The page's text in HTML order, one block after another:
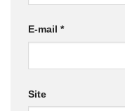
E-mail *
Site